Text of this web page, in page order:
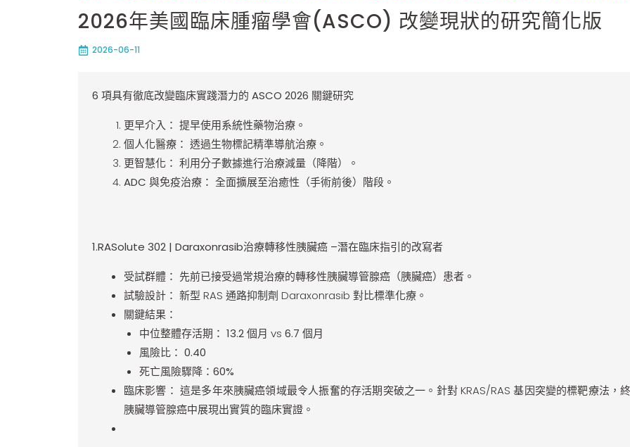
2026年美國臨床腫瘤學會(ASCO) 改變現狀的研究簡化版
2026-06-11
6 項具有徹底改變臨床實踐潛力的 ASCO 2026 關鍵研究
更早介入： 提早使用系統性藥物治療。
個人化醫療： 透過生物標記精準導航治療。
更智慧化： 利用分子數據進行治療減量（降階）。
ADC 與免疫治療： 全面擴展至治癒性（手術前後）階段。
1.RASolute 302 | Daraxonrasib治療轉移性胰臟癌 –潛在臨床指引的改寫者
受試群體： 先前已接受過常規治療的轉移性胰臟導管腺癌（胰臟癌）患者。
試驗設計： 新型 RAS 通路抑制劑 Daraxonrasib 對比標準化療。
關鍵結果：
中位整體存活期： 13.2 個月 vs6.7個月
風險比： 0.40
死亡風險驟降：60%
臨床影響： 這是多年來胰臟癌領域最令人振奮的存活期突破之一。針對 KRAS/RAS 基因突變的標靶療法，
胰臟導管腺癌中展現出實質的臨床實證。